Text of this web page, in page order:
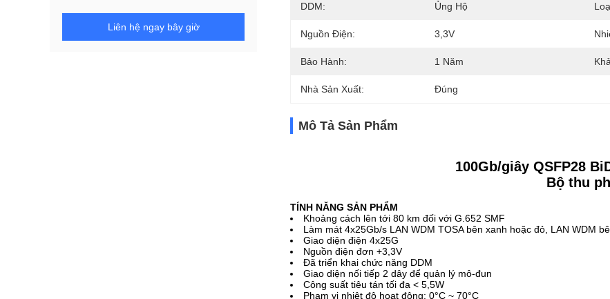
Liên hệ ngay bây giờ
DDM: Ủng Hộ
Nguồn Điện: 3,3V
Bảo Hành: 1 Năm
Nhà Sản Xuất: Đúng
Mô Tả Sản Phẩm
100Gb/giây QSFP28
Bộ thu
TÍNH NĂNG SẢN PHẨM
Khoảng cách lên tới 80 km đối với G.652 SMF
Làm mát 4x25Gb/s LAN WDM TOSA bên xanh hoặc đỏ, LAN WDM
Giao diện điện 4x25G
Nguồn điện đơn +3,3V
Đã triển khai chức năng DDM
Giao diện nối tiếp 2 dây để quản lý mô-đun
Công suất tiêu tán tối đa < 5,5W
Phạm vi nhiệt độ hoạt động: 0°C ~ 70°C